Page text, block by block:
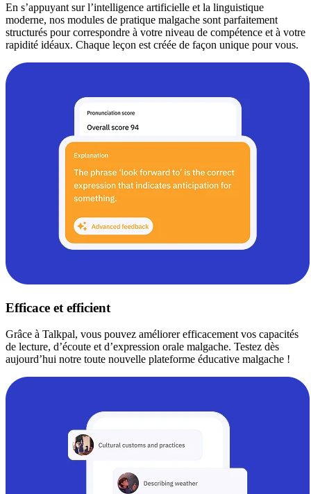
En s’appuyant sur l’intelligence artificielle et la linguistique
moderne, nos modules de pratique malgache sont parfaitement
structurés pour correspondre à votre niveau de compétence et à votre
rapidité idéaux. Chaque leçon est créée de façon unique pour vous.
Efficace et efficient
Grâce à Talkpal, vous pouvez améliorer efficacement vos capacités
de lecture, d’écoute et d’expression orale malgache. Testez dès
aujourd’hui notre toute nouvelle plateforme éducative malgache !